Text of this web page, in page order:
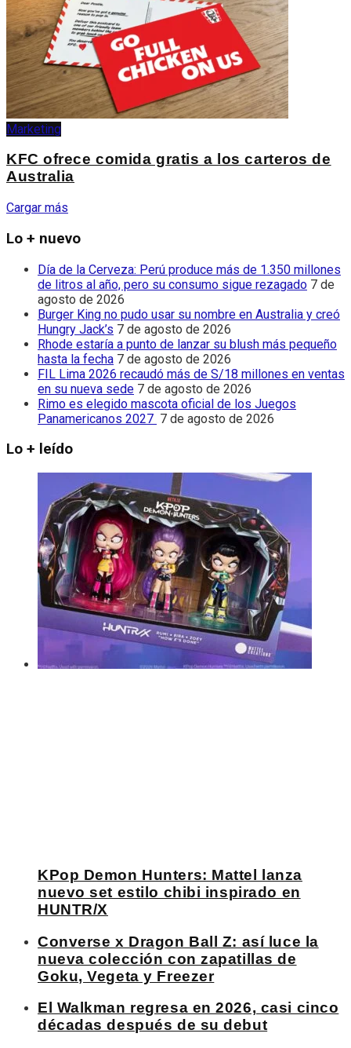
Marketing
KFC ofrece comida gratis a los carteros de
Australia
Cargar más
Lo + nuevo
Día de la Cerveza: Perú produce más de 1.350 millones
de litros al año, pero su consumo sigue rezagado 7 de
agosto de 2026
Burger King no pudo usar su nombre en Australia y creó
Hungry Jack’s 7 de agosto de 2026
Rhode estaría a punto de lanzar su blush más pequeño
hasta la fecha 7 de agosto de 2026
FIL Lima 2026 recaudó más de S/18 millones en ventas
en su nueva sede 7 de agosto de 2026
Rimo es elegido mascota oficial de los Juegos
Panamericanos 2027 7 de agosto de 2026
Lo + leído
KPop Demon Hunters: Mattel lanza
nuevo set estilo chibi inspirado en
HUNTR/X
Converse x Dragon Ball Z: así luce la
nueva colección con zapatillas de
Goku, Vegeta y Freezer
El Walkman regresa en 2026, casi cinco
décadas después de su debut